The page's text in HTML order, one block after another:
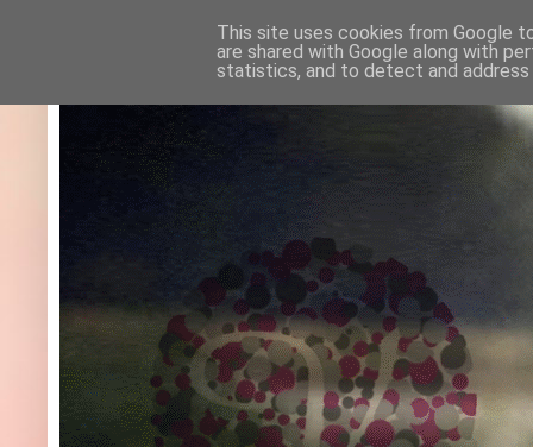
This site uses cookies from Google
are shared with Google along with
statistics, and to detect and address